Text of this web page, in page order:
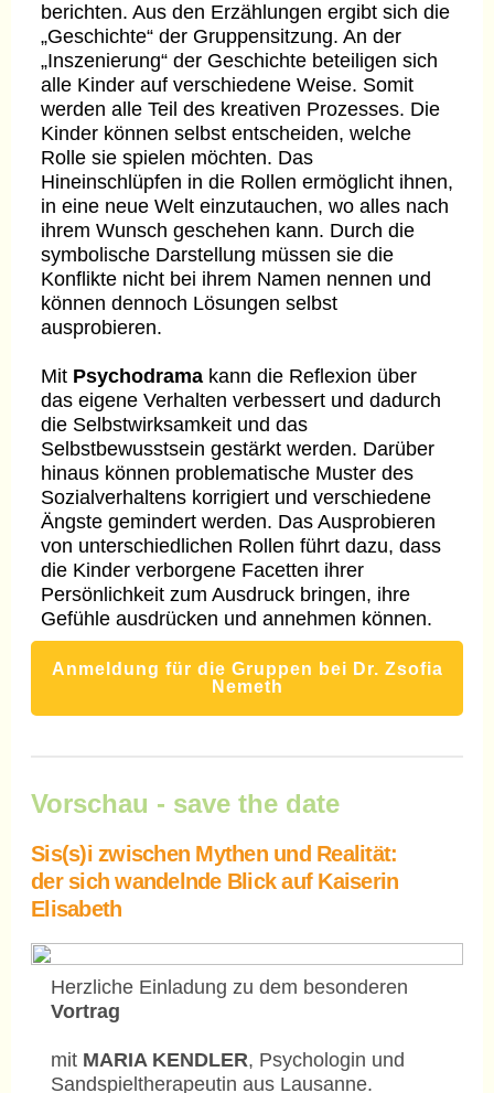
berichten. Aus den Erzählungen ergibt sich die
„Geschichte“ der Gruppensitzung. An der
„Inszenierung“ der Geschichte beteiligen sich
alle Kinder auf verschiedene Weise. Somit
werden alle Teil des kreativen Prozesses. Die
Kinder können selbst entscheiden, welche
Rolle sie spielen möchten. Das
Hineinschlüpfen in die Rollen ermöglicht ihnen,
in eine neue Welt einzutauchen, wo alles nach
ihrem Wunsch geschehen kann. Durch die
symbolische Darstellung müssen sie die
Konflikte nicht bei ihrem Namen nennen und
können dennoch Lösungen selbst
ausprobieren.
Mit Psychodrama kann die Reflexion über
das eigene Verhalten verbessert und dadurch
die Selbstwirksamkeit und das
Selbstbewusstsein gestärkt werden. Darüber
hinaus können problematische Muster des
Sozialverhaltens korrigiert und verschiedene
Ängste gemindert werden. Das Ausprobieren
von unterschiedlichen Rollen führt dazu, dass
die Kinder verborgene Facetten ihrer
Persönlichkeit zum Ausdruck bringen, ihre
Gefühle ausdrücken und annehmen können.
Anmeldung für die Gruppen bei Dr. Zsofia
Nemeth
Vorschau - save the date
Sis(s)i zwischen Mythen und Realität:
der sich wandelnde Blick auf Kaiserin
Elisabeth
Herzliche Einladung zu dem besonderen
Vortrag
mit MARIA KENDLER, Psychologin und
Sandspieltherapeutin aus Lausanne.